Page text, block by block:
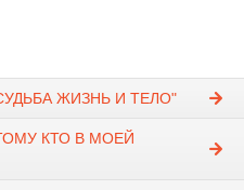
ЖИЗНЬ И ТЕЛО"
"ТОМУ КТО В МОЕЙ